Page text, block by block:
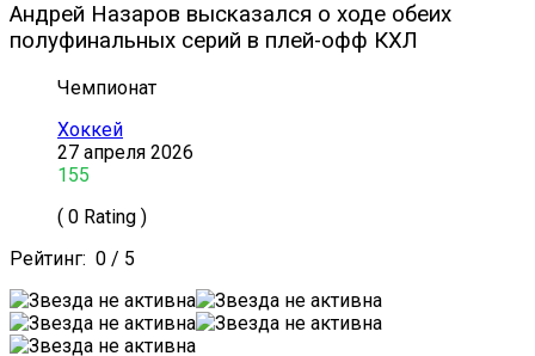
Андрей Назаров высказался о ходе обеих
полуфинальных серий в плей-офф КХЛ
Чемпионат
Хоккей
27 апреля 2026
155
( 0 Rating )
Рейтинг: 0 / 5